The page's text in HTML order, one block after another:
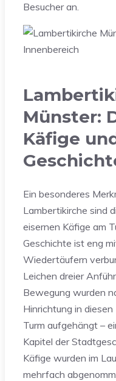
Besucher an.
Münster:
Käfige
Ein besonderes
Lambertikirche sind
eisernen Käfige am
Geschichte ist eng
Wiedertäufern
Leichen dreier
Bewegung wurden
Hinrichtung in diesen
Turm aufgehängt –
Kapitel der
Käfige wurden im
mehrfach